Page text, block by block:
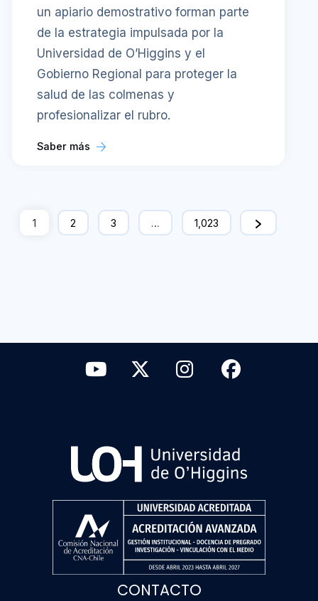
un apiario demostrativo forman parte
de la estrategia impulsada por la
Universidad de O’Higgins y el
Gobierno Regional para proteger la
salud de las colmenas y
profesionalizar el rubro.
Saber más
1 2 3 … 1,023
CONTACTO